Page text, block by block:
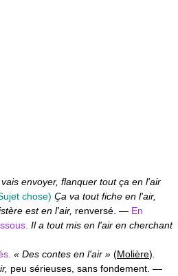
envoyer, flanquer tout ça en l'air
chose) Ça va tout fiche en l'air,
est en l'air, renversé. — En
Il a tout mis en l'air en cherchant
« Des contes en l'air » (Molière)
peu sérieuses, sans fondement. —